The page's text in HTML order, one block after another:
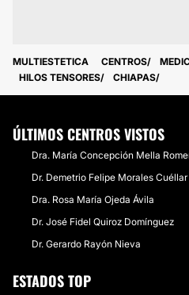
MULTIESTETICA CENTROS
HILOS TENSORES
CHIAPAS
ÚLTIMOS CENTROS VISTOS
Dra. María Concepción Mella
Dr. Demetrio Felipe Morales Cuéllar
Dra. Rosa María Ojeda Ávila
Dr. José Fidel Quiroz Domínguez
Dr. Gerardo Rayón Nieva
ESTADOS TOP